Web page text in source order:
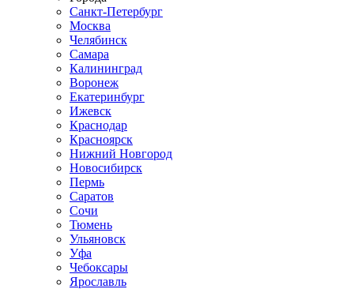
Санкт-Петербург
Москва
Челябинск
Самара
Калининград
Воронеж
Екатеринбург
Ижевск
Краснодар
Красноярск
Нижний Новгород
Новосибирск
Пермь
Саратов
Сочи
Тюмень
Ульяновск
Уфа
Чебоксары
Ярославль